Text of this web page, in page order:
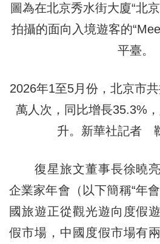
圖為在北京秀水街大廈“北
拍攝的面向入境遊客的
平臺。
2026年1至5月份，北京市
萬人次，同比增長35.3%
升。新華社記者
復星旅文董事長徐曉亮
企業家年會（以下簡稱“年
國旅遊正從觀光遊向度假
假市場，中國度假市場有